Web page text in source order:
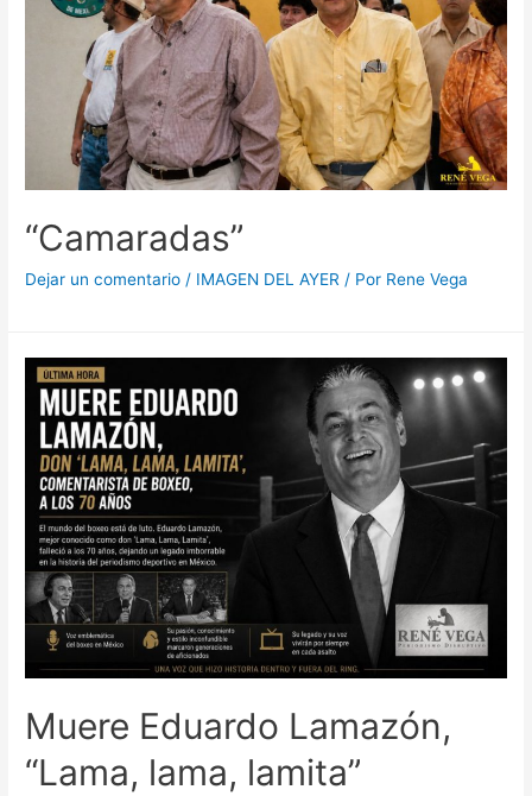
“Camaradas”
Dejar un comentario / IMAGEN DEL AYER / Por Rene Vega
Muere Eduardo Lamazón,
“Lama, lama, lamita”